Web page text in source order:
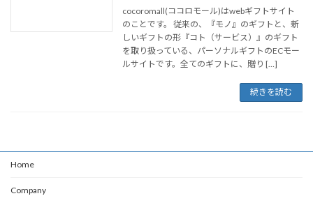
cocoromall(ココロモール)はwebギフトサイト
のことです。 従来の、『モノ』のギフトと、新
しいギフトの形『コト（サービス）』のギフト
を取り扱っている、パーソナルギフトのECモー
ルサイトです。全てのギフトに、贈り […]
続きを読む
Home
Company